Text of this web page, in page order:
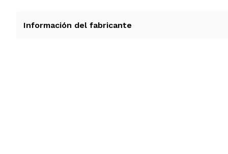
Información del fabricante